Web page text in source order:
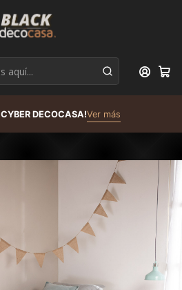
CYBER DECOCASA!Ver más